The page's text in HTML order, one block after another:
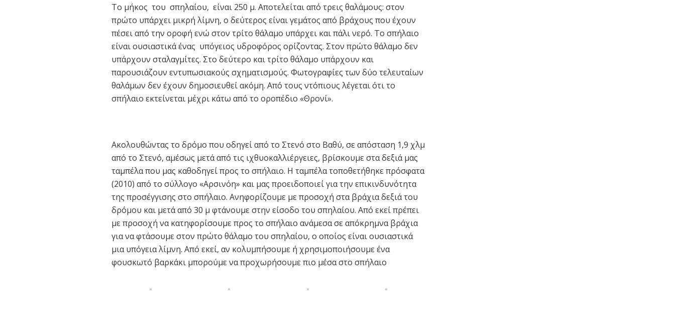
Tο μήκος του σπηλαίου, είναι 250 μ. Αποτελείται από τρεις θαλάμους: στον
πρώτο υπάρχει μικρή λίμνη, ο δεύτερος είναι γεμάτος από βράχους που έχουν
πέσει από την οροφή ενώ στον τρίτο θάλαμο υπάρχει και πάλι νερό. Το σπήλαιο
είναι ουσιαστικά ένας υπόγειος υδροφόρος ορίζοντας. Στον πρώτο θάλαμο δεν
υπάρχουν σταλαγμίτες. Στο δεύτερο και τρίτο θάλαμο υπάρχουν και
παρουσιάζουν εντυπωσιακούς σχηματισμούς. Φωτογραφίες των δύο τελευταίων
θαλάμων δεν έχουν δημοσιευθεί ακόμη. Από τους ντόπιους λέγεται ότι το
σπήλαιο εκτείνεται μέχρι κάτω από το οροπέδιο «Θρονί».
Ακολουθώντας το δρόμο που οδηγεί από το Στενό στο Βαθύ, σε απόσταση 1,9 χλμ
από το Στενό, αμέσως μετά από τις ιχθυοκαλλιέργειες, βρίσκουμε στα δεξιά μας
ταμπέλα που μας καθοδηγεί προς το σπήλαιο. Η ταμπέλα τοποθετήθηκε πρόσφατα
(2010) από το σύλλογο «Αρσινόη» και μας προειδοποιεί για την επικινδυνότητα
της προσέγγισης στο σπήλαιο. Ανηφορίζουμε με προσοχή στα βράχια δεξιά του
δρόμου και μετά από 30 μ φτάνουμε στην είσοδο του σπηλαίου. Από εκεί πρέπει
με προσοχή να κατηφορίσουμε προς το σπήλαιο ανάμεσα σε απόκρημνα βράχια
για να φτάσουμε στον πρώτο θάλαμο του σπηλαίου, ο οποίος είναι ουσιαστικά
μια υπόγεια λίμνη. Από εκεί, αν κολυμπήσουμε ή χρησιμοποιήσουμε ένα
φουσκωτό βαρκάκι μπορούμε να προχωρήσουμε πιο μέσα στο σπήλαιο